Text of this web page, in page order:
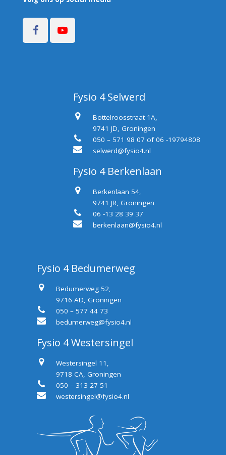
Fysio 4 Selwerd
Bottelroosstraat 1A,
9741 JD, Groningen
050 – 571 98 07 of 06 -19794808
selwerd@fysio4.nl
Fysio 4 Berkenlaan
Berkenlaan 54,
9741 JR, Groningen
06 -13 28 39 37
berkenlaan@fysio4.nl
Fysio 4 Bedumerweg
Bedumerweg 52,
9716 AD, Groningen
050 – 577 44 73
bedumerweg@fysio4.nl
Fysio 4 Westersingel
Westersingel 11,
9718 CA, Groningen
050 – 313 27 51
westersingel@fysio4.nl